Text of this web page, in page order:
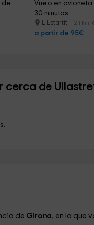
de
Vuelo en avioneta
30 minutos
L' Estartit 12.1 km
a partir de 95€
cerca de
de Girona, en la que